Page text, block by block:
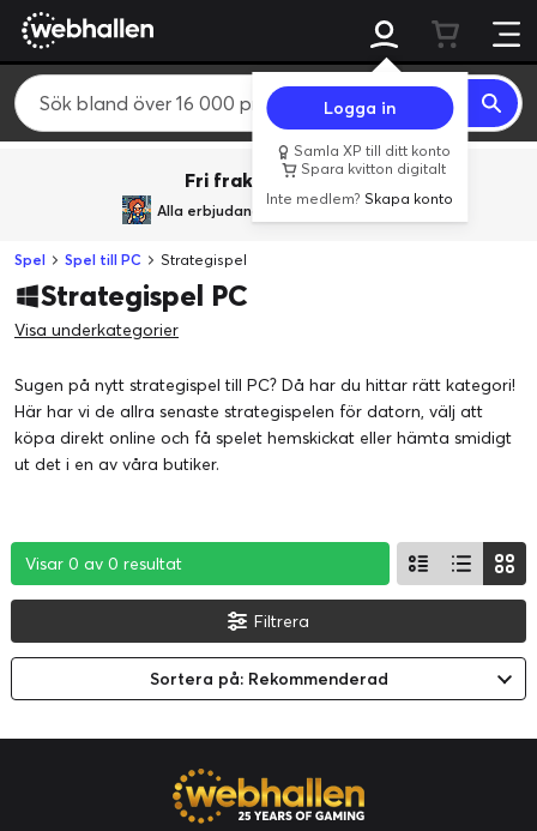
Logga in
Samla XP till ditt konto
Spara kvitton digitalt
Inte medlem?Skapa konto
Fri frakt över 800 kr.
Alla erbjudanden frånBACK TO REALITY
Spel Spel till PC Strategispel
Strategispel PC
Visa underkategorier
Sugen på nytt strategispel till PC? Då har du hittar rätt kategori!
Här har vi de allra senaste strategispelen för datorn, välj att
köpa direkt online och få spelet hemskickat eller hämta smidigt
ut det i en av våra butiker.
Visar 0 av 0 resultat
Visar 0 av 0 resultat
Visar 0 av 0 resultat
Filtrera
Sortera på: Rekommenderad